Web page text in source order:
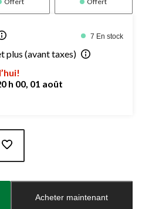
7 En stock
plus (avant taxes)
h 00, 01 août
Acheter maintenant